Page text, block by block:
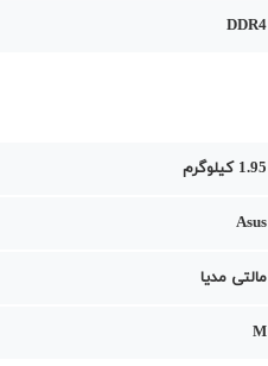
DDR4
1.95 کیلوگرم
Asus
مالتی مدیا
M